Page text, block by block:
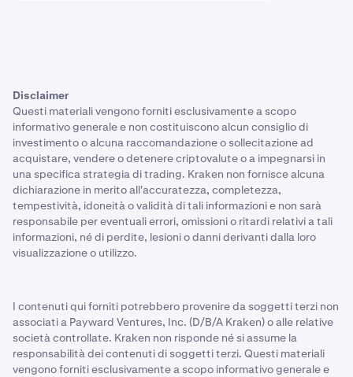
Disclaimer
Questi materiali vengono forniti esclusivamente a scopo
informativo generale e non costituiscono alcun consiglio di
investimento o alcuna raccomandazione o sollecitazione ad
acquistare, vendere o detenere criptovalute o a impegnarsi in
una specifica strategia di trading. Kraken non fornisce alcuna
dichiarazione in merito all'accuratezza, completezza,
tempestività, idoneità o validità di tali informazioni e non sarà
responsabile per eventuali errori, omissioni o ritardi relativi a tali
informazioni, né di perdite, lesioni o danni derivanti dalla loro
visualizzazione o utilizzo.
I contenuti qui forniti potrebbero provenire da soggetti terzi non
associati a Payward Ventures, Inc. (D/B/A Kraken) o alle relative
società controllate. Kraken non risponde né si assume la
responsabilità dei contenuti di soggetti terzi. Questi materiali
vengono forniti esclusivamente a scopo informativo generale e